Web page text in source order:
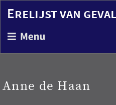
en
gaan
Erelijst van
Zoek op naam
Anne de Haan